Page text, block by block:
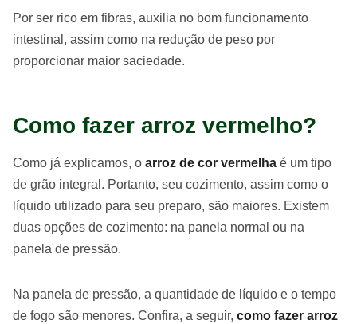
Por ser rico em fibras, auxilia no bom funcionamento
intestinal, assim como na redução de peso por
proporcionar maior saciedade.
Como fazer arroz vermelho?
Como já explicamos, o arroz de cor vermelha é um tipo
de grão integral. Portanto, seu cozimento, assim como o
líquido utilizado para seu preparo, são maiores. Existem
duas opções de cozimento: na panela normal ou na
panela de pressão.
Na panela de pressão, a quantidade de líquido e o tempo
de fogo são menores. Confira, a seguir, como fazer arroz